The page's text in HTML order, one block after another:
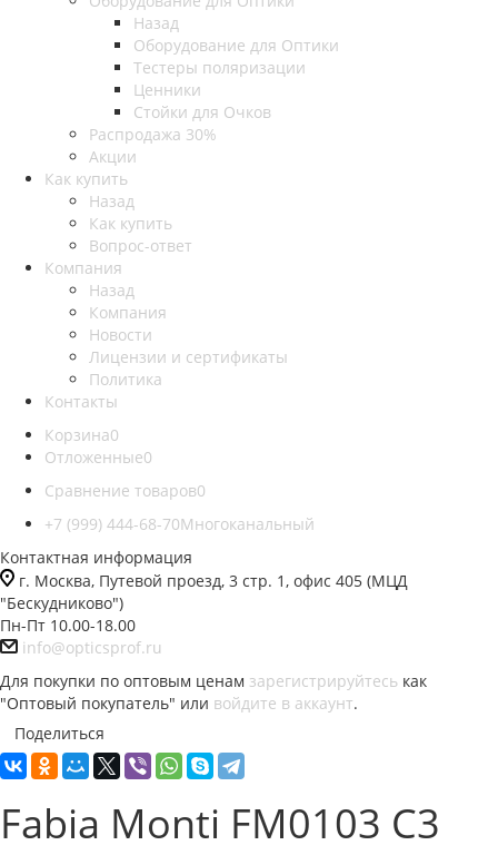
Назад
Оборудование для Оптики
Тестеры поляризации
Ценники
Стойки для Очков
Распродажа 30%
Акции
Как купить
Назад
Как купить
Вопрос-ответ
Компания
Назад
Компания
Новости
Лицензии и сертификаты
Политика
Контакты
Корзина0
Отложенные0
Сравнение товаров0
+7 (999) 444-68-70Многоканальный
Контактная информация
г. Москва, Путевой проезд, 3 стр. 1, офис 405 (МЦД
"Бескудниково")
Пн-Пт 10.00-18.00
info@opticsprof.ru
Для покупки по оптовым ценам зарегистрируйтесь как
"Оптовый покупатель" или войдите в аккаунт.
Поделиться
Fabia Monti FM0103 C3